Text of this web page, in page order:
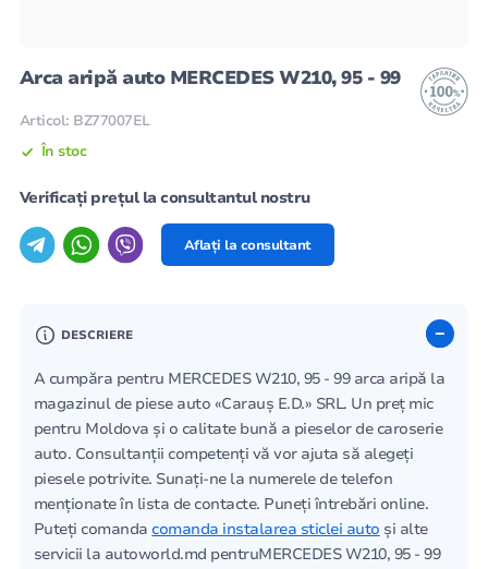
Arca aripă auto MERCEDES W210, 95 - 99
Articol: BZ77007EL
În stoc
Verificați prețul la consultantul nostru
Aflați la consultant
DESCRIERE
A cumpăra pentru MERCEDES W210, 95 - 99 arca aripă la
magazinul de piese auto «Carauș E.D.» SRL. Un preț mic
pentru Moldova și o calitate bună a pieselor de caroserie
auto. Consultanții competenți vă vor ajuta să alegeți
piesele potrivite. Sunați-ne la numerele de telefon
menționate în lista de contacte. Puneți întrebări online.
Puteți comanda comanda instalarea sticlei auto și alte
servicii la autoworld.md pentruMERCEDES W210, 95 - 99